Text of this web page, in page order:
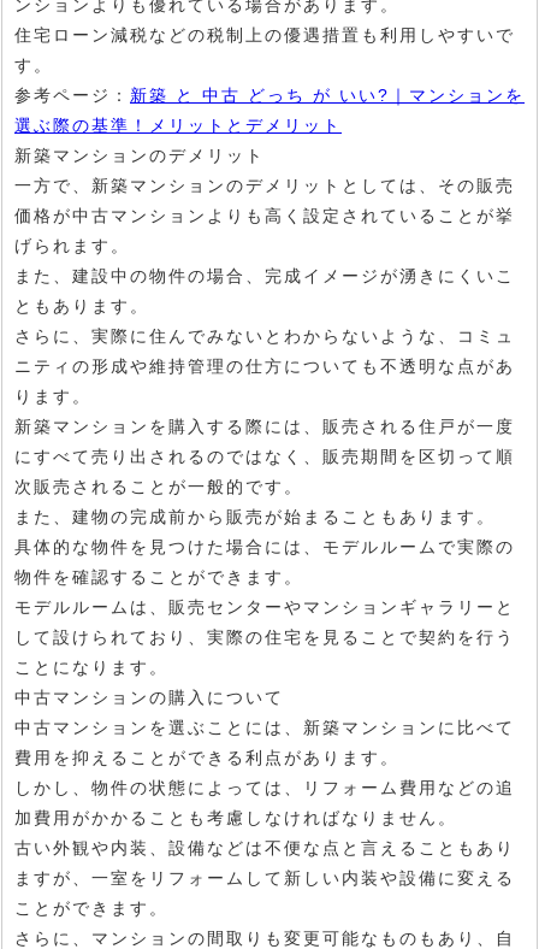
ンションよりも優れている場合があります。
住宅ローン減税などの税制上の優遇措置も利用しやすいで
す。
参考ページ： 新築 と 中古 どっち が いい?｜マンションを
選ぶ際の基準！メリットとデメリット
新築マンションのデメリット
一方で、新築マンションのデメリットとしては、その販売
価格が中古マンションよりも高く設定されていることが挙
げられます。
また、建設中の物件の場合、完成イメージが湧きにくいこ
ともあります。
さらに、実際に住んでみないとわからないような、コミュ
ニティの形成や維持管理の仕方についても不透明な点があ
ります。
新築マンションを購入する際には、販売される住戸が一度
にすべて売り出されるのではなく、販売期間を区切って順
次販売されることが一般的です。
また、建物の完成前から販売が始まることもあります。
具体的な物件を見つけた場合には、モデルルームで実際の
物件を確認することができます。
モデルルームは、販売センターやマンションギャラリーと
して設けられており、実際の住宅を見ることで契約を行う
ことになります。
中古マンションの購入について
中古マンションを選ぶことには、新築マンションに比べて
費用を抑えることができる利点があります。
しかし、物件の状態によっては、リフォーム費用などの追
加費用がかかることも考慮しなければなりません。
古い外観や内装、設備などは不便な点と言えることもあり
ますが、一室をリフォームして新しい内装や設備に変える
ことができます。
さらに、マンションの間取りも変更可能なものもあり、自